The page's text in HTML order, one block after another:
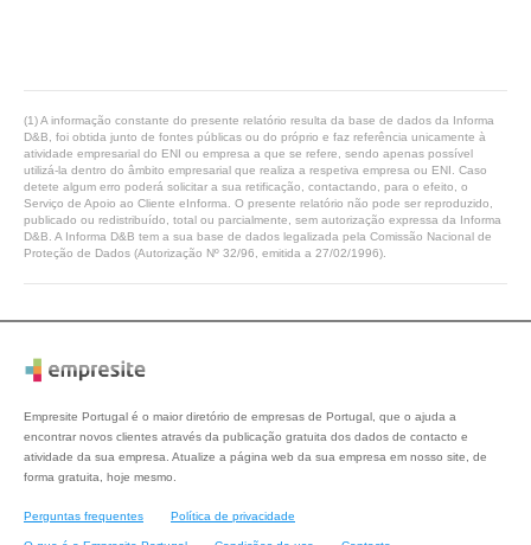
(1) A informação constante do presente relatório resulta da base de dados da Informa
D&B, foi obtida junto de fontes públicas ou do próprio e faz referência unicamente à
atividade empresarial do ENI ou empresa a que se refere, sendo apenas possível
utilizá-la dentro do âmbito empresarial que realiza a respetiva empresa ou ENI. Caso
detete algum erro poderá solicitar a sua retificação, contactando, para o efeito, o
Serviço de Apoio ao Cliente eInforma. O presente relatório não pode ser reproduzido,
publicado ou redistribuído, total ou parcialmente, sem autorização expressa da Informa
D&B. A Informa D&B tem a sua base de dados legalizada pela Comissão Nacional de
Proteção de Dados (Autorização Nº 32/96, emitida a 27/02/1996).
Empresite Portugal é o maior diretório de empresas de Portugal, que o ajuda a
encontrar novos clientes através da publicação gratuita dos dados de contacto e
atividade da sua empresa. Atualize a página web da sua empresa em nosso site, de
forma gratuita, hoje mesmo.
Perguntas frequentes Política de privacidade